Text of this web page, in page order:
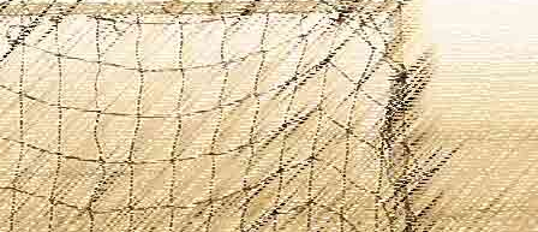
コ
ン
テ
ン
ツ
へ
ス
キ